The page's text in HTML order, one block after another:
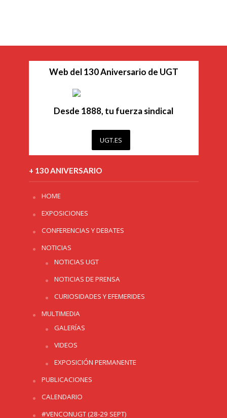
Web del 130 Aniversario de UGT
Desde 1888, tu fuerza sindical
UGT.ES
+ 130 ANIVERSARIO
HOME
EXPOSICIONES
CONFERENCIAS Y DEBATES
NOTICIAS
NOTICIAS UGT
NOTICIAS DE PRENSA
CURIOSIDADES Y EFEMERIDES
MULTIMEDIA
GALERÍAS
VIDEOS
EXPOSICIÓN PERMANENTE
PUBLICACIONES
CALENDARIO
#VENCONUGT (28-29 SEPT)